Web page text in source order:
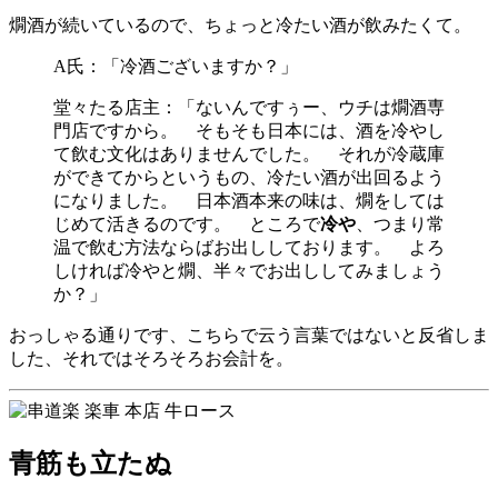
燗酒が続いているので、ちょっと冷たい酒が飲みたくて。
A氏：「冷酒ございますか？」
堂々たる店主：「ないんですぅー、ウチは燗酒専
門店ですから。 そもそも日本には、酒を冷やし
て飲む文化はありませんでした。 それが冷蔵庫
ができてからというもの、冷たい酒が出回るよう
になりました。 日本酒本来の味は、燗をしては
じめて活きるのです。 ところで冷や 、つまり常
温で飲む方法ならばお出ししております。 よろ
しければ冷やと燗、半々でお出ししてみましょう
か？」
おっしゃる通りです、こちらで云う言葉ではないと反省しま
した、それではそろそろお会計を。
青筋も立たぬ